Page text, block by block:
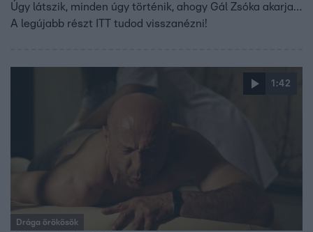
Úgy látszik, minden úgy történik, ahogy Gál Zsóka akarja…
A legújabb részt ITT tudod visszanézni!
1:42
Drága örökösök